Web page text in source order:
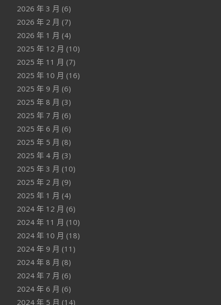
2026 年 3 月 (6)
2026 年 2 月 (7)
2026 年 1 月 (4)
2025 年 12 月 (10)
2025 年 11 月 (7)
2025 年 10 月 (16)
2025 年 9 月 (6)
2025 年 8 月 (3)
2025 年 7 月 (6)
2025 年 6 月 (6)
2025 年 5 月 (8)
2025 年 4 月 (3)
2025 年 3 月 (10)
2025 年 2 月 (9)
2025 年 1 月 (4)
2024 年 12 月 (6)
2024 年 11 月 (10)
2024 年 10 月 (18)
2024 年 9 月 (11)
2024 年 8 月 (8)
2024 年 7 月 (6)
2024 年 6 月 (6)
2024 年 5 月 (14)